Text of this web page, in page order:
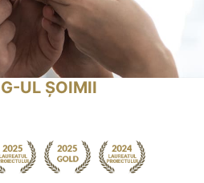
UL ȘOIMII